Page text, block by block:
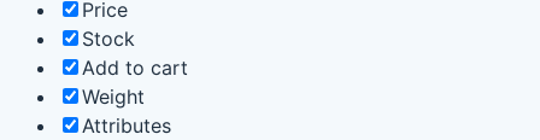
Price
Stock
Add to cart
Weight
Attributes